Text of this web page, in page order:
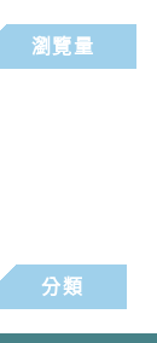
瀏覽量
分類